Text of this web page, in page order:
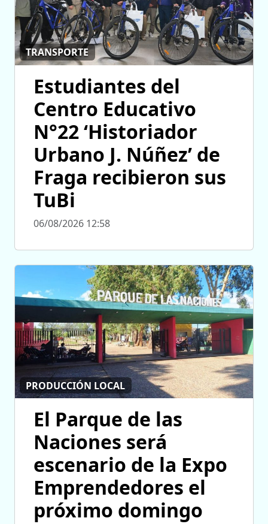
TRANSPORTE
Estudiantes del
Centro Educativo
N°22 ‘Historiador
Urbano J. Núñez’ de
Fraga recibieron sus
TuBi
06/08/2026 12:58
PRODUCCIÓN LOCAL
El Parque de las
Naciones será
escenario de la Expo
Emprendedores el
próximo domingo